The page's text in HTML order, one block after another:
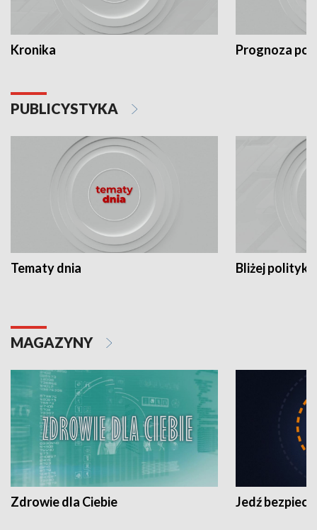
Kronika Prognoza
PUBLICYSTYKA
Tematy dnia Bliżej polityki
MAGAZYNY
Zdrowie dla Ciebie Jedź